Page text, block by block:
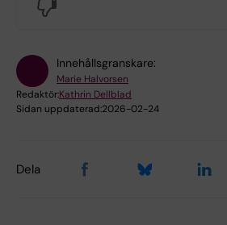
Innehållsgranskare:
Marie Halvorsen
Redaktör:Kathrin Dellblad
Sidan uppdaterad:2026-02-24
Dela